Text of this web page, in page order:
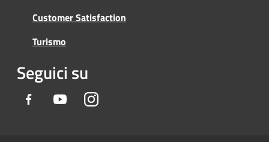
Customer Satisfaction
Turismo
Seguici su
Facebook YoutubeInstagram